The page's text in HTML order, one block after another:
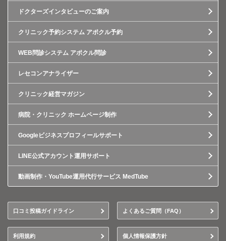
ドクターズインタビューのご案内
クリニック予約システム アポクル予約
WEB問診システム アポクル問診
レセコンアナライザー
クリニック経営マガジン
病院・クリニック ホームページ制作
Googleビジネスプロフィールサポート
LINE公式アカウント運用サポート
動画制作・YouTube運用代行サービス MedTube
口コミ投稿ガイドライン よくあるご質問（FAQ）
利用規約 個人情報保護方針